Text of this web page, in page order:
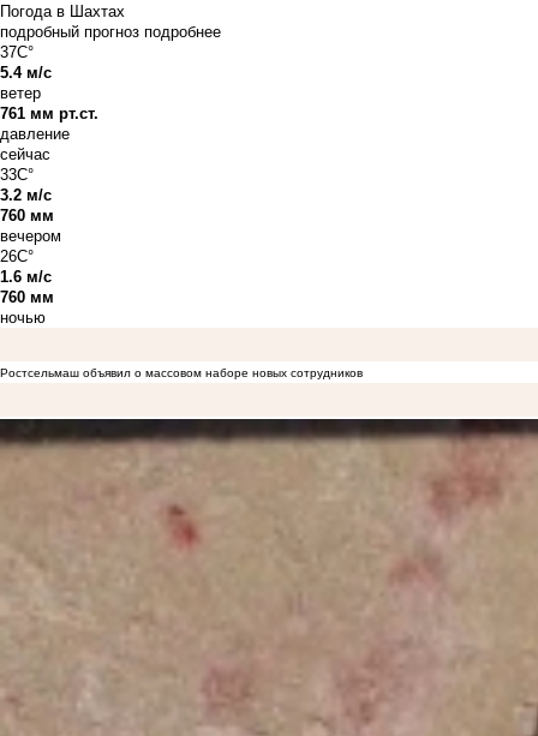
Погода в Шахтах
подробный прогноз подробнее
37C°
5.4 м/с
ветер
761 мм рт.ст.
давление
сейчас
33C°
3.2 м/с
760 мм
вечером
26C°
1.6 м/с
760 мм
ночью
Ростсельмаш объявил о массовом наборе новых сотрудников